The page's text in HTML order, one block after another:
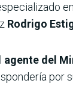
Rodrigo
agente del
por